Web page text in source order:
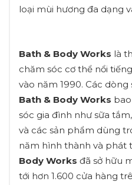
loại mùi hương đa dạng
Bath & Body Works là
chăm sóc cơ thể nổi
vào năm 1990. Các
Bath & Body Works
sóc gia đình như sữa
và các sản phẩm dùng
năm hình thành và phát
Body Works đã sở hữu
tới hơn 1.600 cửa hàng